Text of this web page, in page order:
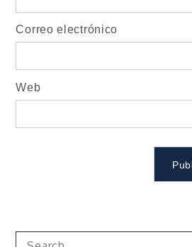
Correo electrónico
Web
Search